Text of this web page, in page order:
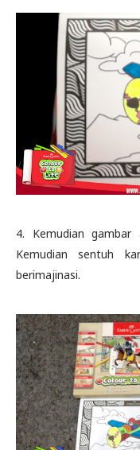
4. Kemudian gambar
Kemudian sentuh
berimajinasi.